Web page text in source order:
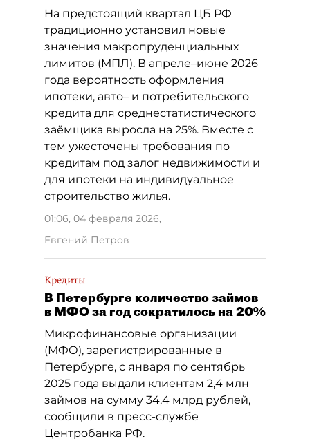
На предстоящий квартал ЦБ РФ
традиционно установил новые
значения макропруденциальных
лимитов (МПЛ). В апреле–июне 2026
года вероятность оформления
ипотеки, авто– и потребительского
кредита для среднестатистического
заёмщика выросла на 25%. Вместе с
тем ужесточены требования по
кредитам под залог недвижимости и
для ипотеки на индивидуальное
строительство жилья.
01:06, 04 февраля 2026,
Евгений Петров
Кредиты
В Петербурге количество займов
в МФО за год сократилось на 20%
Микрофинансовые организации
(МФО), зарегистрированные в
Петербурге, с января по сентябрь
2025 года выдали клиентам 2,4 млн
займов на сумму 34,4 млрд рублей,
сообщили в пресс-службе
Центробанка РФ.